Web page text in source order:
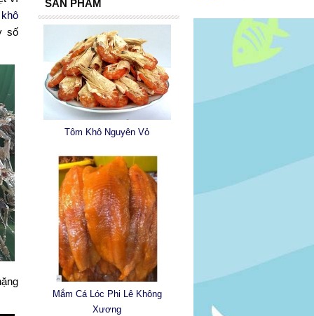
khô
số
SẢN PHẨM
Tôm Khô Nguyên Vỏ
Mắm Cá Lóc Phi Lê Không
Xương